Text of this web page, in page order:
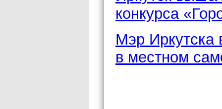
конкурса
Мэр Иркутска
в местном